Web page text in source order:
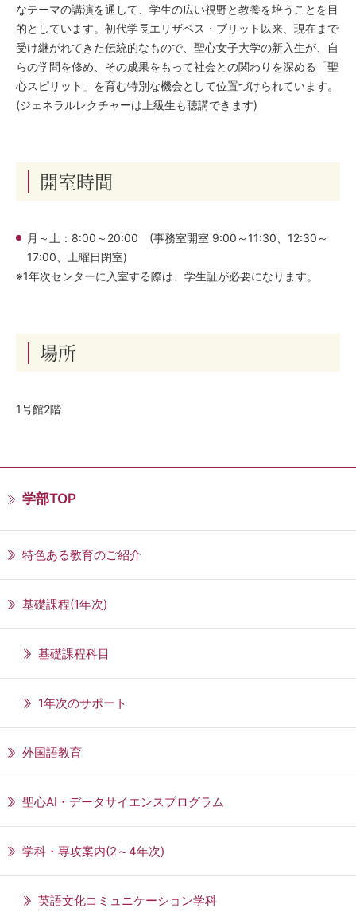
なテーマの講演を通して、学生の広い視野と教養を培うことを目
的としています。初代学長エリザベス・ブリット以来、現在まで
受け継がれてきた伝統的なもので、聖心女子大学の新入生が、自
らの学問を修め、その成果をもって社会との関わりを深める「聖
心スピリット」を育む特別な機会として位置づけられています。
(ジェネラルレクチャーは上級生も聴講できます)
開室時間
月～土：8:00～20:00 (事務室開室 9:00～11:30、12:30～
17:00、土曜日閉室)
※1年次センターに入室する際は、学生証が必要になります。
場所
1号館2階
学部TOP
特色ある教育のご紹介
基礎課程(1年次)
基礎課程科目
1年次のサポート
外国語教育
聖心AI・データサイエンスプログラム
学科・専攻案内(2～4年次)
英語文化コミュニケーション学科